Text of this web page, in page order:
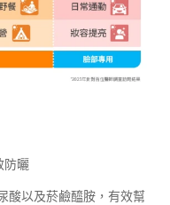
防曬
酸以及菸鹼醯胺，有效幫